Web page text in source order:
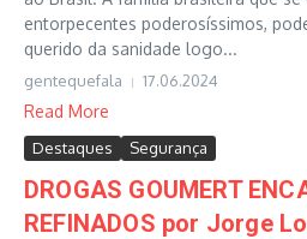
entorpecentes poderosíssimos,
querido da sanidade logo...
gentequefala 17.06.2024
Read More
Destaques Segurança
DROGAS GOUMERT
REFINADOS por Jorge